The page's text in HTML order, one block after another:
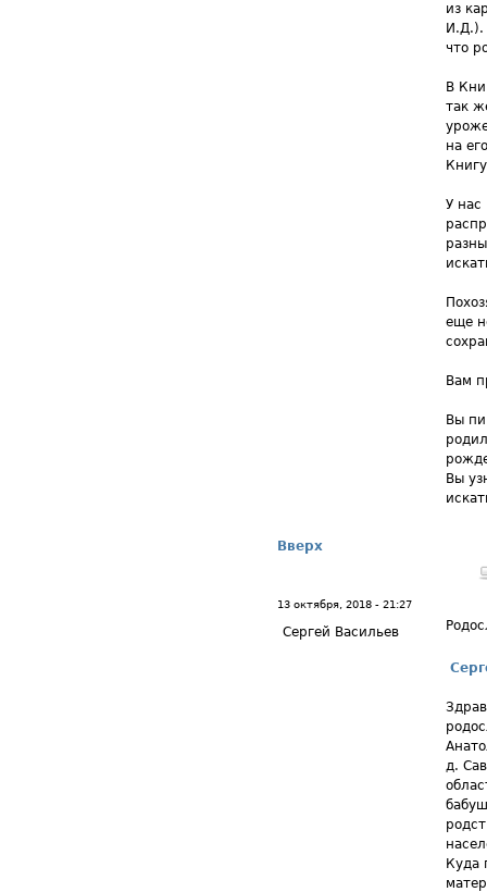
из
И.Д.).
что
В
так
на
У нас
еще
Вам
Вы
Вы
Вверх
13 октября, 2018 - 21:27
Сергей Васильев
д.
Куда